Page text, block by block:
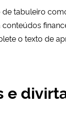
tabuleiro
o texto de
e